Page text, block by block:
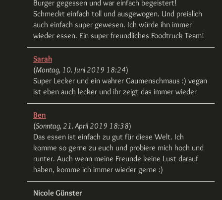
Burger gegessen und war einfach begeistert!
Schmeckt einfach toll und ausgewogen. Und preislich
auch einfach super gewesen. Ich würde ihn immer
wieder essen. Ein super freundliches Foodtruck Team!
Sarah
(Montag, 10. Juni 2019 18:24)
Super Lecker und ein wahrer Gaumenschmaus :) vegan
ist eben auch lecker und ihr zeigt das immer wieder
Ben
(Sonntag, 21. April 2019 18:38)
Das essen ist einfach zu gut für diese Welt. Ich
komme so gerne zu euch und probiere mich hoch und
runter. Auch wenn meine Freunde keine Lust darauf
haben, komme ich immer wieder gerne :)
Nicole Günster